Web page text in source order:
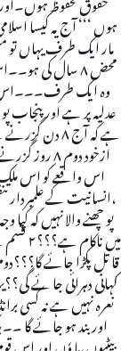
ہوں ‘‘‘ آج یہ کیسا
مار ایک طرف یہاں تو
محض ۸ سال کی
وہ ایک طرف۔۔۔اس
عدلیہ پر ہے اور
ہے کہ آج ۸
ازخود دوم ۸
اس واقعے کو اس
،انسانیت کے
پو چھنے والا نہیں کہ
میں
قا تل پکڑا جائے
نعرہ نہیں ہے نہ کسی
اور بند ہو جائے گا